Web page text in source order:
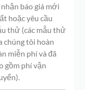
báo giá mới
hoặc yêu cầu
thử (các mẫu thử
chúng tôi hoàn
miễn phí và đã
gồm phí vận